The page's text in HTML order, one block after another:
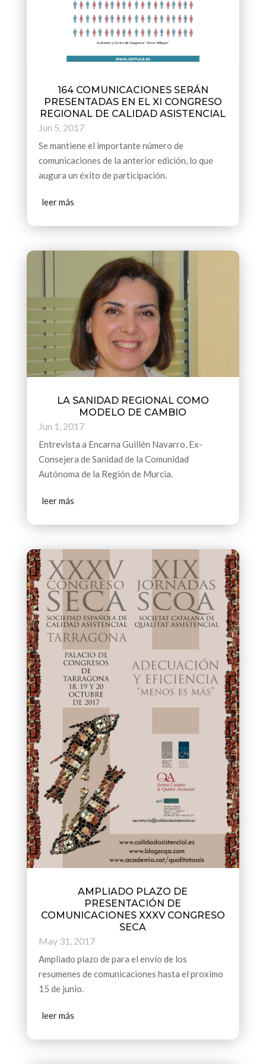
164 COMUNICACIONES SERÁN
PRESENTADAS EN EL XI CONGRESO
REGIONAL DE CALIDAD ASISTENCIAL
Jun 5, 2017
Se mantiene el importante número de
comunicaciones de la anterior edición, lo que
augura un éxito de participación.
leer más
LA SANIDAD REGIONAL COMO
MODELO DE CAMBIO
Jun 1, 2017
Entrevista a Encarna Guillén Navarro, Ex-
Consejera de Sanidad de la Comunidad
Autónoma de la Región de Murcia.
leer más
AMPLIADO PLAZO DE
PRESENTACIÓN DE
COMUNICACIONES XXXV CONGRESO
SECA
May 31, 2017
Ampliado plazo de para el envío de los
resumenes de comunicaciones hasta el proximo
15 de junio.
leer más